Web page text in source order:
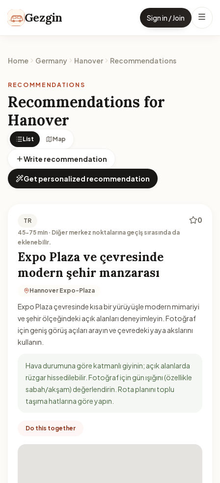
Gezgin Sign in / Join
Home Germany Hanover Recommendations
RECOMMENDATIONS
Recommendations for
Hanover
List Map
Write recommendation
Get personalized recommendation
TR
45-75 min · Diğer merkez noktalarına geçiş sırasında da
eklenebilir.
0
Expo Plaza ve çevresinde
modern şehir manzarası
Hannover Expo-Plaza
Expo Plaza çevresinde kısa bir yürüyüşle modern mimariyi
ve şehir ölçeğindeki açık alanları deneyimleyin. Fotoğraf
için geniş görüş açıları arayın ve çevredeki yaya akslarını
kullanın.
Hava durumuna göre katmanlı giyinin; açık alanlarda
rüzgar hissedilebilir. Fotoğraf için gün ışığını (özellikle
sabah/akşam) değerlendirin. Rota planını toplu
taşıma hatlarına göre yapın.
Do this together